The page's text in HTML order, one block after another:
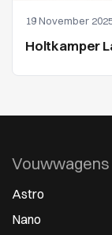
19 November
Holtkamper
Vouwwagens
Astro
Nano